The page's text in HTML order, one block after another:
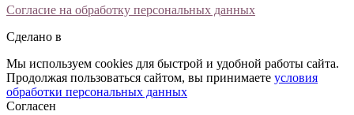
Согласие на обработку персональных данных
Сделано в
Мы используем cookies для быстрой и удобной работы сайта.
Продолжая пользоваться сайтом, вы принимаете условия
обработки персональных данных
Согласен